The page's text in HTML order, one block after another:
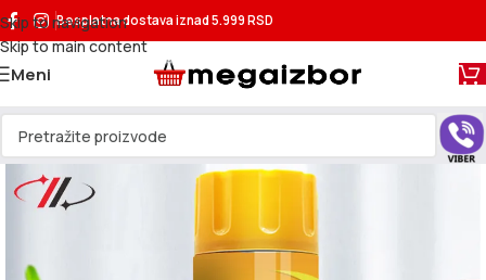
Skip to navigation
Skip to main content
Besplatna dostavaiznad 5.999 RSD
Meni